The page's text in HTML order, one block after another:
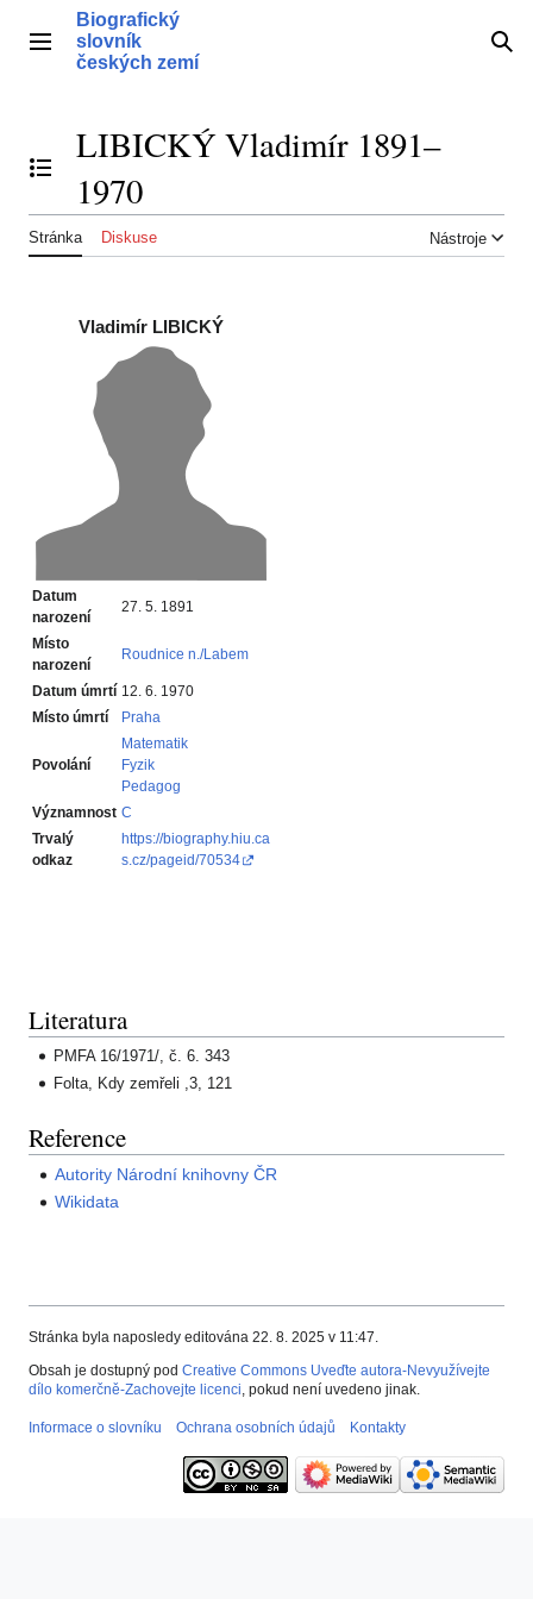
obsahHlavní menu
Biografický
slovník
českých zemí
Přepnout obsah
LIBICKÝ Vladimír 1891–
1970
Stránka Diskuse Nástroje
Vladimír LIBICKÝ
Datum
narození
27. 5. 1891
Místo
narození
Roudnice n./Labem
Datum úmrtí 12. 6. 1970
Místo úmrtí
Praha
Povolání
Matematik‎
Fyzik‎
Pedagog‎
Významnost C
Trvalý
odkaz
https://biography.hiu.ca
s.cz/pageid/70534
Literatura
PMFA 16/1971/, č. 6. 343
Folta, Kdy zemřeli ,3, 121
Reference
Autority Národní knihovny ČR
Wikidata
Stránka byla naposledy editována 22. 8. 2025 v 11:47.
Obsah je dostupný pod Creative Commons Uveďte autora-Nevyužívejte
dílo komerčně-Zachovejte licenci , pokud není uvedeno jinak.
Informace o slovníku Ochrana osobních údajů Kontakty